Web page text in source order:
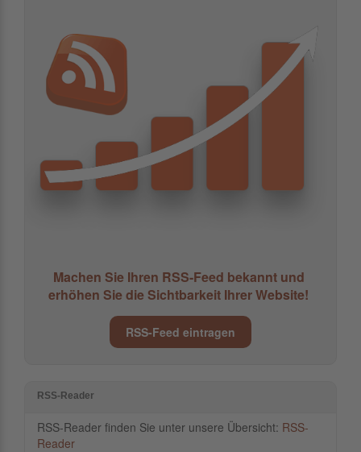
Machen Sie Ihren RSS-Feed bekannt und
erhöhen Sie die Sichtbarkeit Ihrer Website!
RSS-Feed eintragen
RSS-Reader
RSS-Reader finden Sie unter unsere Übersicht: RSS-
Reader